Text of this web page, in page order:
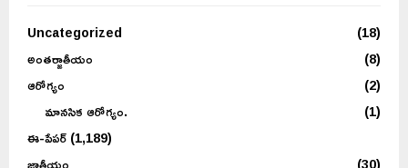
Uncategorized
(18)
అంతర్జాతీయం
(8)
ఆరోగ్యం
(2)
మానసిక ఆరోగ్యం.
(1)
ఈ-పేపర్(1,189)